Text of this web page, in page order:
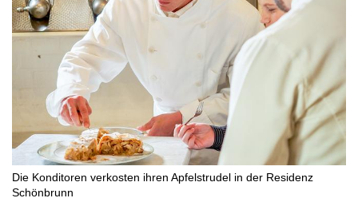
Die Konditoren verkosten ihren Apfelstrudel in der Residenz
Schönbrunn